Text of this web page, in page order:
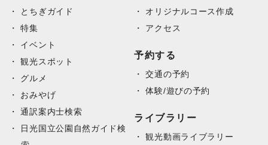
とちぎガイド
特集
イベント
観光スポット
グルメ
おみやげ
通訳案内士検索
日光国立公園自然ガイド検
オリジナルコース作成
アクセス
予約する
交通の予約
体験/遊びの予約
ライブラリー
観光動画ライブラリー